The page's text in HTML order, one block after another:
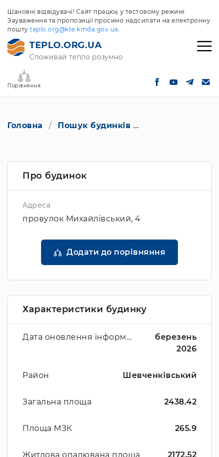
Шановні відвідувачі! Сайт працює у тестовому режимі.
Зауваження та пропозиції просимо надсилати на електронну
пошту teplo.org@kte.kmda.gov.ua.
TEPLO.ORG.UA
Споживай тепло розумно
Порівняння
Головна Пошук будинків
Про будинок
Адреса
провулок Михайлівський, 4
Додати до порівняння
Характеристики будинку
Дата оновлення інформації
березень
2026
Район Шевченківський
Загальна площа 2438.42
Площа МЗК 265.9
Житлова опалювана площа 2172.52